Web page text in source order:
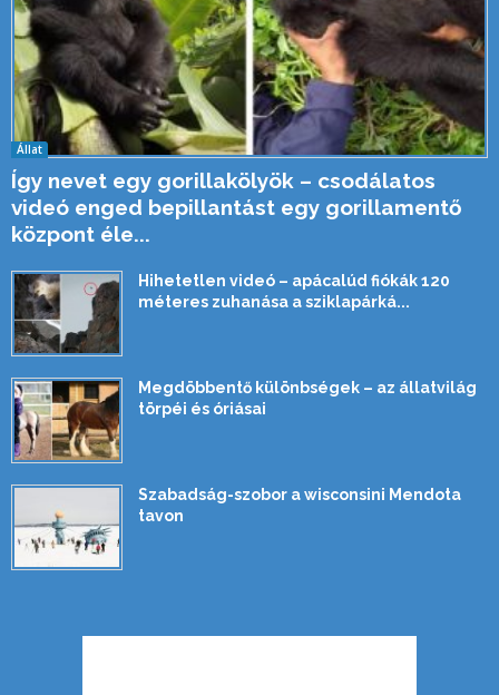
Állat
Így nevet egy gorillakölyök – csodálatos
videó enged bepillantást egy gorillamentő
központ éle...
Hihetetlen videó – apácalúd fiókák 120
méteres zuhanása a sziklapárká...
Megdöbbentő különbségek – az állatvilág
törpéi és óriásai
Szabadság-szobor a wisconsini Mendota
tavon